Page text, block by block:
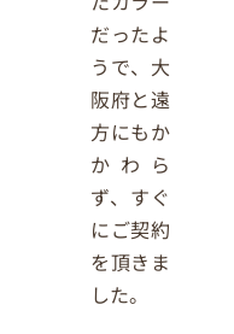
だったよ
うで、大
阪府と遠
方にもか
かわら
ず、すぐ
にご契約
を頂きま
した。